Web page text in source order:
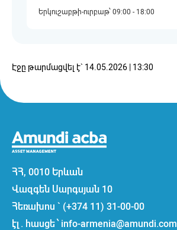
Երկուշաբթի-ուրբաթ՝ 09:00 - 18:00
Էջը թարմացվել է` 14.05.2026 | 13:30
ՀՀ, 0010 Երևան
Վազգեն Սարգսյան 10
Հեռախոս ` (+374 11) 31-00-00
էլ. հասցե ՝ info-armenia@amundi.com